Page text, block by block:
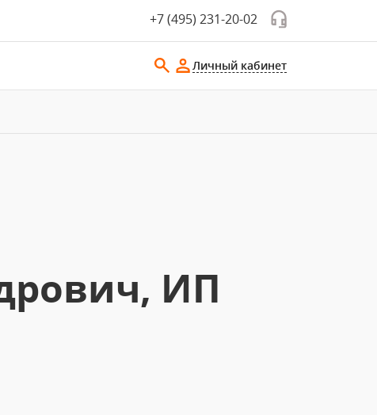
+7 (495) 231-20-02
Личный кабинет
ИП